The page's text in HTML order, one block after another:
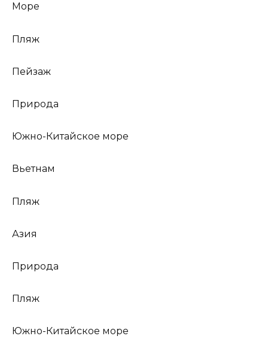
Море
Пляж
Пейзаж
Природа
Южно-Китайское море
Вьетнам
Пляж
Азия
Природа
Пляж
Южно-Китайское море